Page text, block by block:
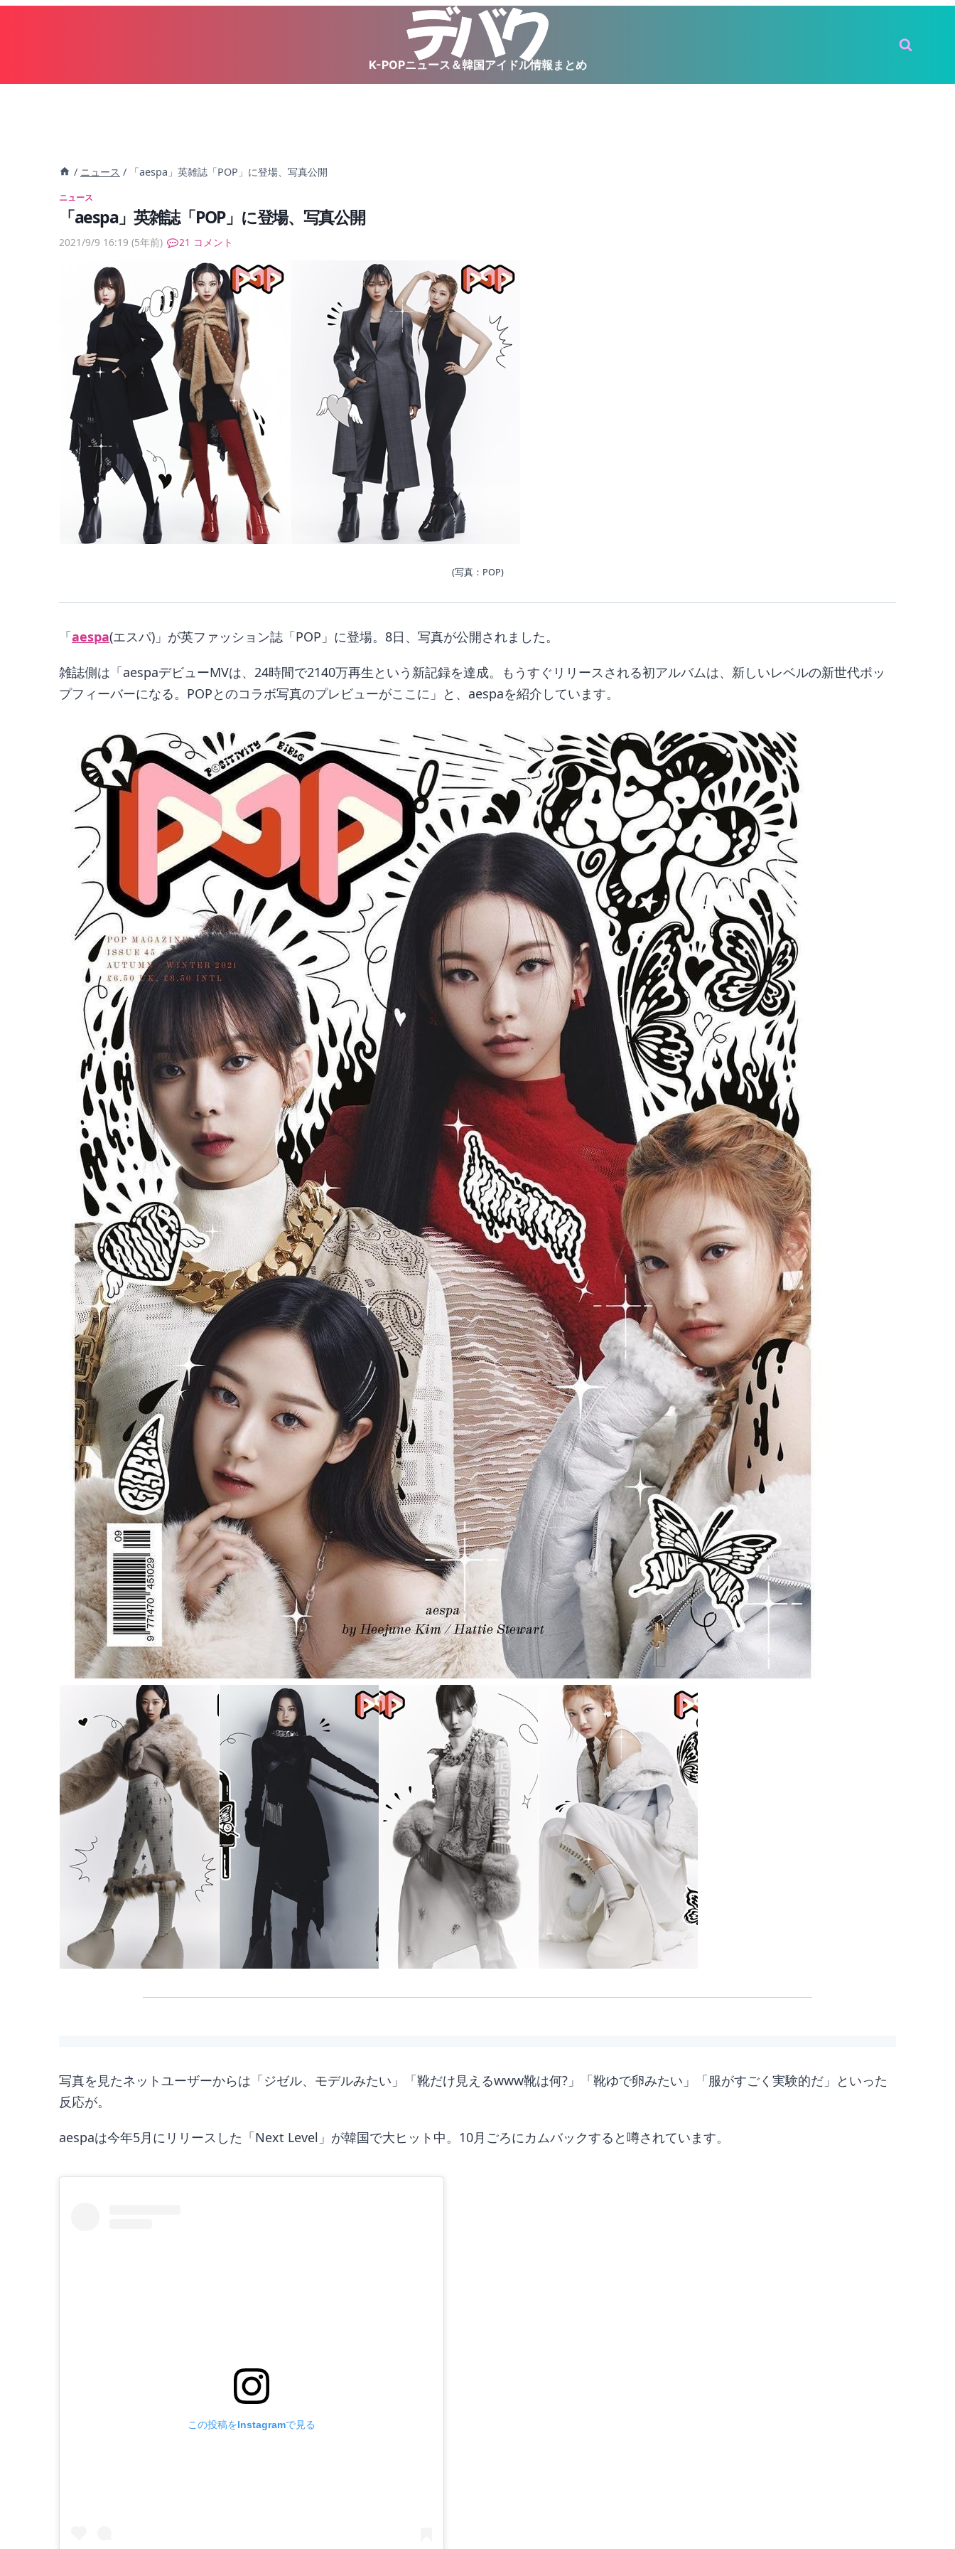
K-POPニュース＆韓国アイドル情報まとめ
/ ニュース / 「aespa」英雑誌「POP」に登場、写真公開
ニュース
「aespa」英雑誌「POP」に登場、写真公開
2021/9/9 16:19 (5年前) 21 コメント
(写真：POP)
「aespa(エスパ)」が英ファッション誌「POP」に登場。8日、写真が公開されました。
雑誌側は「aespaデビューMVは、24時間で2140万再生という新記録を達成。もうすぐリリースされる初アルバムは、新しいレベルの新世代ポッ
プフィーバーになる。POPとのコラボ写真のプレビューがここに」と、aespaを紹介しています。
写真を見たネットユーザーからは「ジゼル、モデルみたい」「靴だけ見えるwww靴は何?」「靴ゆで卵みたい」「服がすごく実験的だ」といった
反応が。
aespaは今年5月にリリースした「Next Level」が韓国で大ヒット中。10月ごろにカムバックすると噂されています。
この投稿をInstagramで見る